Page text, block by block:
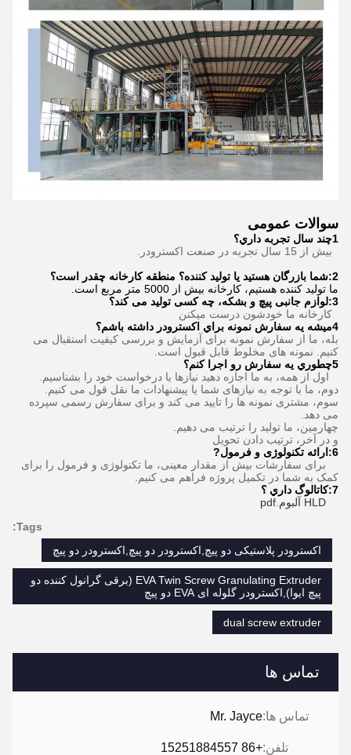
تماس ها
تماس ها:Mr. Jayce
تلفن:+86 15251884557
سوالات عمومی
1چند سال تجربه داري؟
بیش از 15 سال تجربه در صنعت اکسترودر.
2:شما بازرگان هستید یا تولید کننده؟ منطقه کارخانه چقدر است؟
ما تولید کننده هستیم، کارخانه بیش از 5000 متر مربع است.
3
:لوازم جانبی پیچ و بشکه، چه کسی تولید می کند؟
کارخانه ما خودشون درست ميکنن
4ميشه يه سفارش نمونه براي اكسترودر داشته باشم؟
بله، ما از سفارش نمونه برای آزمایش و بررسی کیفیت استقبال می
کنیم. نمونه های مخلوط قابل قبول است.
5چطوري يه سفارش رو اجرا کنم؟
اول از همه، به ما اجازه دهید نیازها یا درخواست خود را بشناسیم.
دوم، ما با توجه به نیازهای شما یا پیشنهادات ما نقل قول می کنیم.
سوم، مشتری نمونه ها را تایید می کند و برای سفارش رسمی سپرده
می دهد.
چهارمین، ما تولید را ترتیب می دهیم.
و در آخر، ترتيب دادن تحویل
6: ارائه تکنولوژی و فرمول?
برای سفارشات بیش از مقدار معینی، ما تکنولوژی و فرمول را برای
کمک به شما در تکمیل پروژه فراهم می کنیم.
7: کاتالوگ داري ؟
HLD آلبوم.pdf
Tags:
اکسترودر پلاستیکی دو پیچ,اکسترودر دو پیچ,اکسترودر دو پیچ
EVA Twin Screw Granulating Extruder (برقی گرانول کننده دو
پیچ ایوا),اکسترودر گلوله ای EVA دو پیچ
dual screw extruder